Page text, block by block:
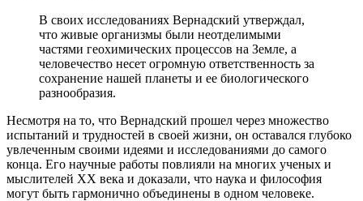
В своих исследованиях Вернадский утверждал,
что живые организмы были неотделимыми
частями геохимических процессов на Земле, а
человечество несет огромную ответственность за
сохранение нашей планеты и ее биологического
разнообразия.
Несмотря на то, что Вернадский прошел через множество
испытаний и трудностей в своей жизни, он оставался глубоко
увлеченным своими идеями и исследованиями до самого
конца. Его научные работы повлияли на многих ученых и
мыслителей XX века и доказали, что наука и философия
могут быть гармонично объединены в одном человеке.